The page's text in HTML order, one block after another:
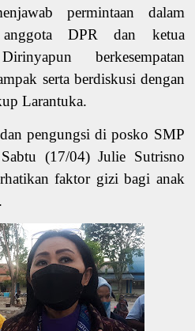
permintaan dalam
anggota DPR dan ketua
berkesempatan
serta berdiskusi dengan
Larantuka.
pengungsi di posko SMP
(17/04) Julie Sutrisno
faktor gizi bagi anak